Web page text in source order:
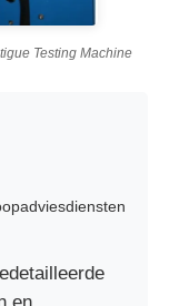
Testing Machine
en